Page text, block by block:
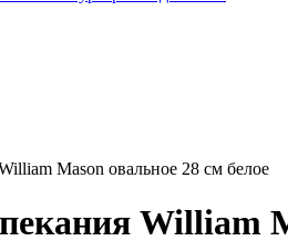
Mason овальное 28 см белое
William